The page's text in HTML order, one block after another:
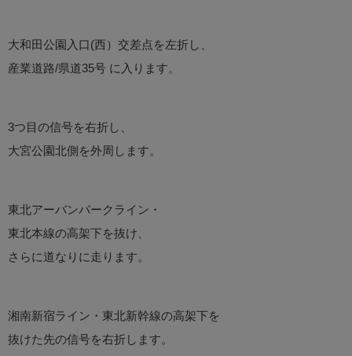
大和田公園入口(西）交差点を左折し、
産業道路/県道35号 に入ります。
3つ目の信号を右折し、
大宮公園北側を外周します。
東北アーバンパークライン・
東北本線の高架下を抜け、
さらに道なりに走ります。
湘南新宿ライン・東北新幹線の高架下を
抜けた先の信号を右折します。